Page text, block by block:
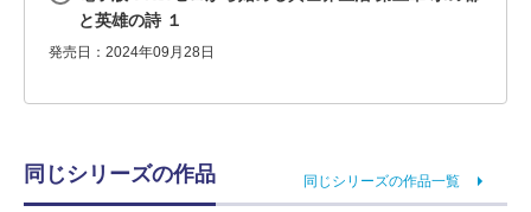
と英雄の詩 １
発売日：2024年09月28日
同じシリーズの作品 同じシリーズの作品一覧